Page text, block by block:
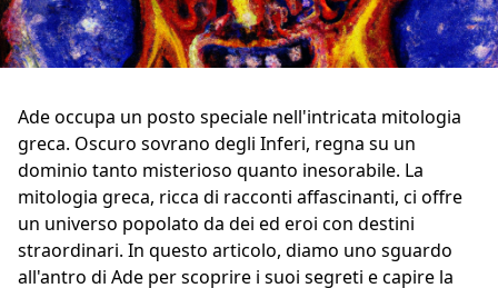
Ade occupa un posto speciale nell'intricata mitologia
greca. Oscuro sovrano degli Inferi, regna su un
dominio tanto misterioso quanto inesorabile. La
mitologia greca, ricca di racconti affascinanti, ci offre
un universo popolato da dei ed eroi con destini
straordinari. In questo articolo, diamo uno sguardo
all'antro di Ade per scoprire i suoi segreti e capire la